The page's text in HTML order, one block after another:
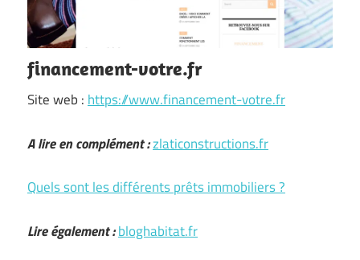
financement-votre.fr
Site web : https://www.financement-votre.fr
A lire en complément :zlaticonstructions.fr
Quels sont les différents prêts immobiliers ?
Lire également :bloghabitat.fr